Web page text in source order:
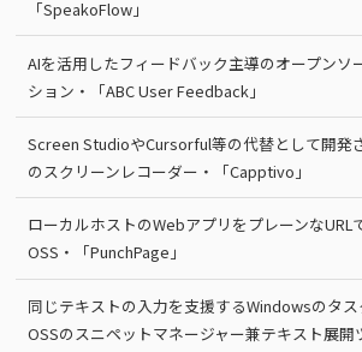
「SpeakoFlow」
AIを活用したフィードバック主導のオープンソ
ション・「ABC User Feedback」
Screen StudioやCursorful等の代替として開発
のスクリーンレコーダー・「Capptivo」
ローカルホストのWebアプリをプレーンなURL
OSS・「PunchPage」
同じテキストの入力を支援するWindowsのタ
OSSのスニペットマネージャー兼テキスト展開